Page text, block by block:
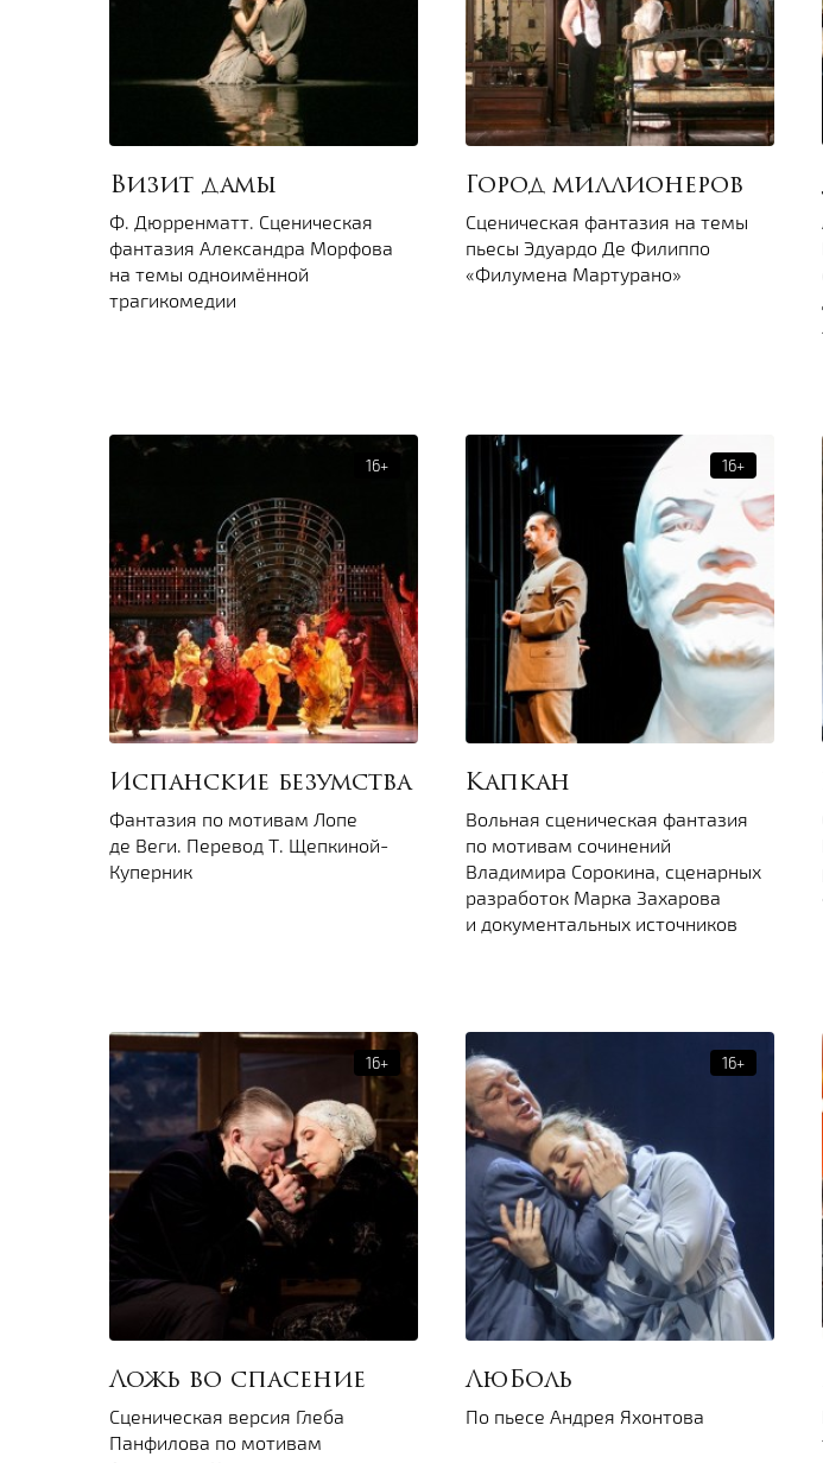
Визит дамы
Ф. Дюрренматт. Сценическая
фантазия Александра Морфова
на темы одноимённой
трагикомедии
Город миллионеров
Сценическая фантазия на темы
пьесы Эдуардо Де Филиппо
«Филумена Мартурано»
Испанские безумства
Фантазия по мотивам Лопе
де Веги. Перевод Т. Щепкиной-
Куперник
Капкан
Вольная сценическая фантазия
по мотивам сочинений
Владимира Сорокина, сценарных
разработок Марка Захарова
и документальных источников
Ложь во спасение
Сценическая версия Глеба
Панфилова по мотивам
ЛюБоль
По пьесе Андрея Яхонтова